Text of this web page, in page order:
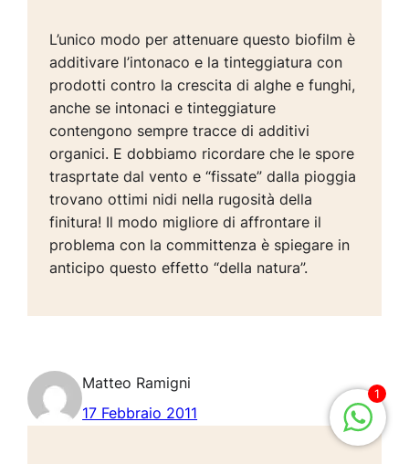
L’unico modo per attenuare questo biofilm è
additivare l’intonaco e la tinteggiatura con
prodotti contro la crescita di alghe e funghi,
anche se intonaci e tinteggiature
contengono sempre tracce di additivi
organici. E dobbiamo ricordare che le spore
trasprtate dal vento e “fissate” dalla pioggia
trovano ottimi nidi nella rugosità della
finitura! Il modo migliore di affrontare il
problema con la committenza è spiegare in
anticipo questo effetto “della natura”.
Matteo Ramigni
17 Febbraio 2011
1